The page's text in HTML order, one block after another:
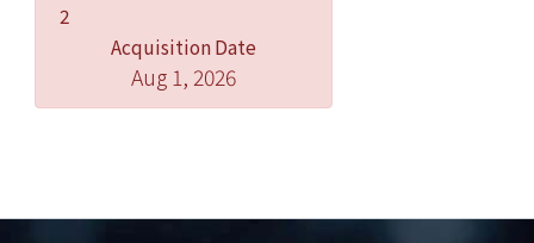
2
Acquisition Date
Aug 1, 2026